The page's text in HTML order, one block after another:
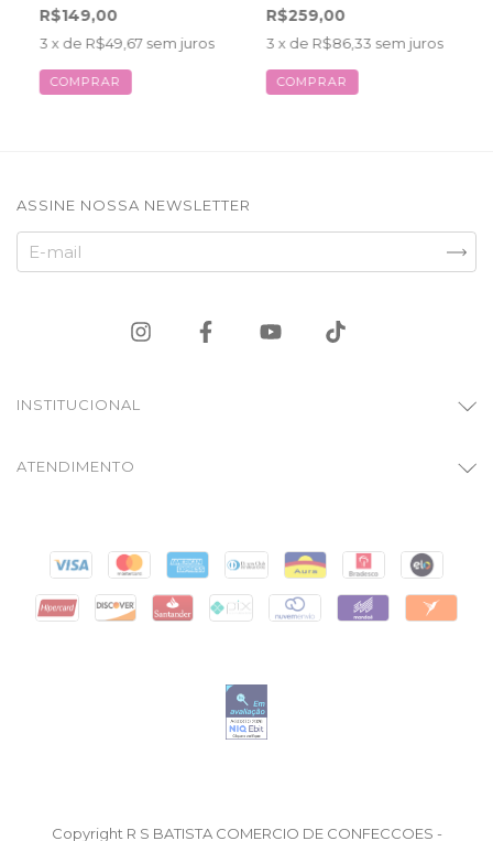
R$149,00
3 x de R$49,67 sem juros
COMPRAR
R$259,00
3 x de R$86,33 sem juros
COMPRAR
ASSINE NOSSA NEWSLETTER
INSTITUCIONAL
ATENDIMENTO
Copyright R S BATISTA COMERCIO DE CONFECCOES -